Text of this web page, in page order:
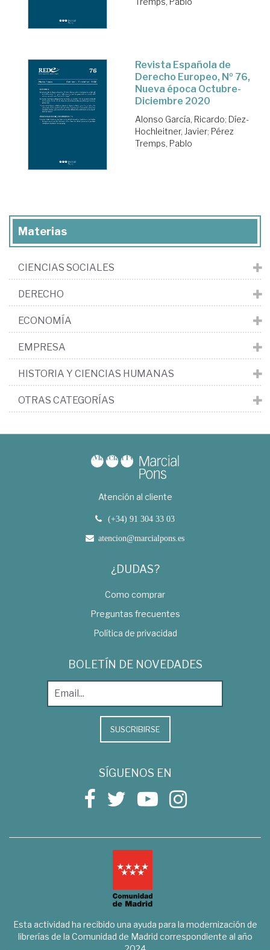
Revista Española de
Derecho Europeo, Nº 76,
Nueva época Octubre-
Diciembre 2020
Alonso García, Ricardo; Díez-
Hochleitner, Javier; Pérez
Tremps, Pablo
Materias
CIENCIAS SOCIALES
DERECHO
ECONOMÍA
EMPRESA
HISTORIA Y CIENCIAS HUMANAS
OTRAS CATEGORÍAS
Atención al cliente
(+34) 91 304 33 03
atencion@marcialpons.es
¿DUDAS?
Como comprar
Preguntas frecuentes
Política de privacidad
BOLETÍN DE NOVEDADES
SUSCRIBIRSE
SÍGUENOS EN
Esta actividad ha recibido una ayuda para la modernización de
librerías de la Comunidad de Madrid correspondiente al año